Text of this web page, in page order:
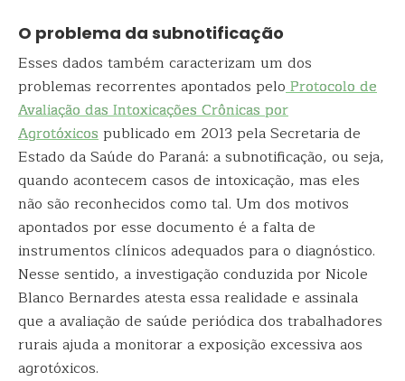
O problema da subnotificação
Esses dados também caracterizam um dos
problemas recorrentes apontados peloProtocolo de
Avaliação das Intoxicações Crônicas por
Agrotóxicospublicado em 2013 pela Secretaria de
Estado da Saúde do Paraná: a subnotificação, ou seja,
quando acontecem casos de intoxicação, mas eles
não são reconhecidos como tal. Um dos motivos
apontados por esse documento é a falta de
instrumentos clínicos adequados para o diagnóstico.
Nesse sentido, a investigação conduzida por Nicole
Blanco Bernardes atesta essa realidade e assinala
que a avaliação de saúde periódica dos trabalhadores
rurais ajuda a monitorar a exposição excessiva aos
agrotóxicos.